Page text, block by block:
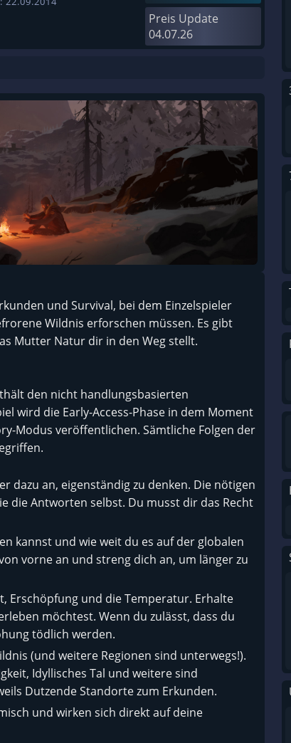
Preis Update
04.07.26
und Survival, bei dem Einzelspieler
Wildnis erforschen müssen. Es gibt
Mutter Natur dir in den Weg stellt.
den nicht handlungsbasierten
wird die Early-Access-Phase in dem Moment
Modus veröffentlichen. Sämtliche Folgen der
dazu an, eigenständig zu denken. Die nötigen
die Antworten selbst. Du musst dir das Recht
kannst und wie weit du es auf der globalen
vorne an und streng dich an, um länger zu
Erschöpfung und die Temperatur. Erhalte
möchtest. Wenn du zulässt, dass du
tödlich werden.
(und weitere Regionen sind unterwegs!).
Idyllisches Tal und weitere sind
Dutzende Standorte zum Erkunden.
und wirken sich direkt auf deine